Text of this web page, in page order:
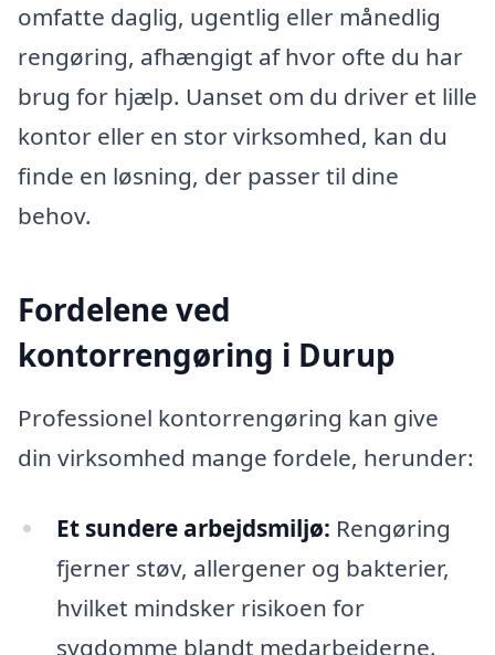
omfatte daglig, ugentlig eller månedlig
rengøring, afhængigt af hvor ofte du har
brug for hjælp. Uanset om du driver et lille
kontor eller en stor virksomhed, kan du
finde en løsning, der passer til dine
behov.
Fordelene ved
kontorrengøring i Durup
Professionel kontorrengøring kan give
din virksomhed mange fordele, herunder:
Et sundere arbejdsmiljø: Rengøring
fjerner støv, allergener og bakterier,
hvilket mindsker risikoen for
sygdomme blandt medarbejderne.